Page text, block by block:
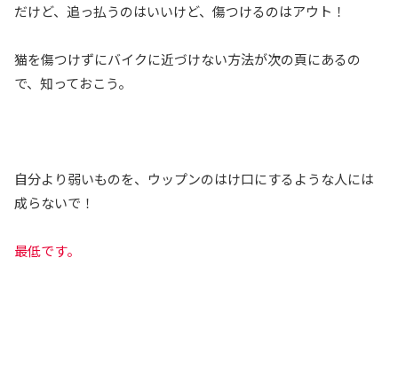
だけど、追っ払うのはいいけど、傷つけるのはアウト！
猫を傷つけずにバイクに近づけない方法が次の頁にあるの
で、知っておこう。
自分より弱いものを、ウップンのはけ口にするような人には
成らないで！
最低です。